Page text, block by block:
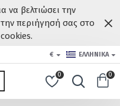
να βελτιώσει την
την περιήγησή σας στο
€ ΕΛΛΗΝΙΚΆ
0 0